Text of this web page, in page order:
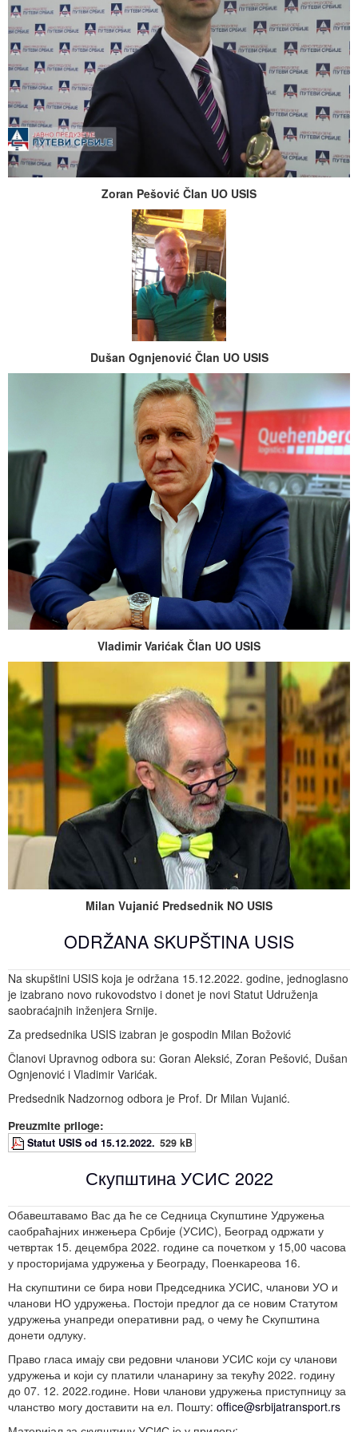
Zoran Pešović Član UO USIS
Dušan Ognjenović Član UO USIS
Vladimir Varićak Član UO USIS
Milan Vujanić Predsednik NO USIS
ODRŽANA SKUPŠTINA USIS
Na skupštini USIS koja je održana 15.12.2022. godine, jednoglasno
je izabrano novo rukovodstvo i donet je novi Statut Udruženja
saobraćajnih inženjera Srnije.
Za predsednika USIS izabran je gospodin Milan Božović
Članovi Upravnog odbora su: Goran Aleksić, Zoran Pešović, Dušan
Ognjenović i Vladimir Varićak.
Predsednik Nadzornog odbora je Prof. Dr Milan Vujanić.
Preuzmite priloge:
Statut USIS od 15.12.2022. 529 kB
Скупштина УСИС 2022
Обавештавамо Вас да ће се Седница Скупштине Удружења
саобраћајних инжењера Србије (УСИС), Београд одржати у
четвртак 15. децембра 2022. године са почетком у 15,00 часова
у просторијама удружења у Београду, Поенкареова 16.
На скупштини се бира нови Председника УСИС, чланови УО и
чланови НО удружења. Постоји предлог да се новим Статутом
удружења унапреди оперативни рад, о чему ће Скупштина
донети одлуку.
Право гласа имају сви редовни чланови УСИС који су чланови
удружења и који су платили чланарину за текућу 2022. годину
до 07. 12. 2022.године. Нови чланови удружења приступницу за
чланство могу доставити на ел. Пошту: office@srbijatransport.rs